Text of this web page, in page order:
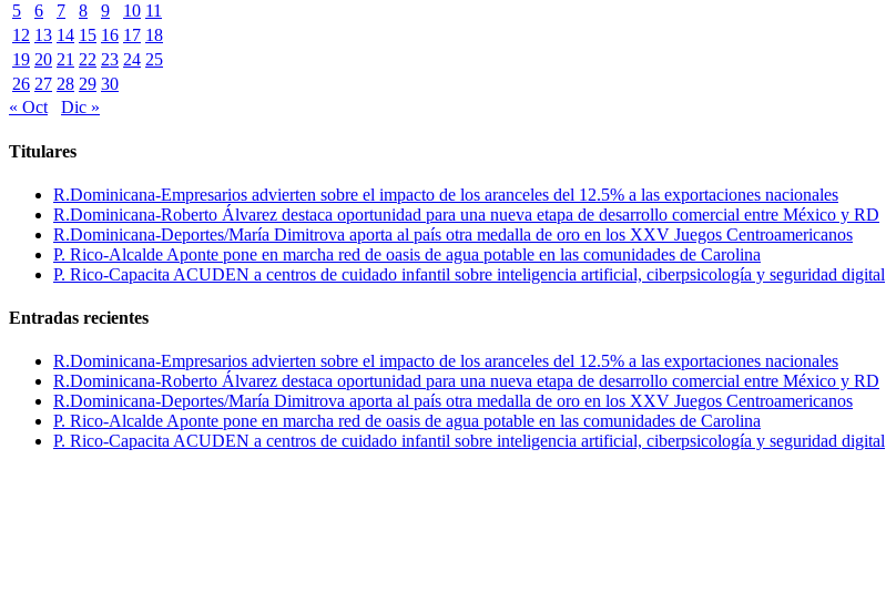
5
6 7 8 9 10 11
12 13 14 15 16 17 18
19 20 21 22 23 24 25
26 27 28 29 30
« Oct
Dic »
Titulares
R.Dominicana-Empresarios advierten sobre el impacto de los aranceles del 12.5% a las exportaciones nacionales
R.Dominicana-Roberto Álvarez destaca oportunidad para una nueva etapa de desarrollo comercial entre México y RD
R.Dominicana-Deportes/María Dimitrova aporta al país otra medalla de oro en los XXV Juegos Centroamericanos
P. Rico-Alcalde Aponte pone en marcha red de oasis de agua potable en las comunidades de Carolina
P. Rico-Capacita ACUDEN a centros de cuidado infantil sobre inteligencia artificial, ciberpsicología y seguridad digital
Entradas recientes
R.Dominicana-Empresarios advierten sobre el impacto de los aranceles del 12.5% a las exportaciones nacionales
R.Dominicana-Roberto Álvarez destaca oportunidad para una nueva etapa de desarrollo comercial entre México y RD
R.Dominicana-Deportes/María Dimitrova aporta al país otra medalla de oro en los XXV Juegos Centroamericanos
P. Rico-Alcalde Aponte pone en marcha red de oasis de agua potable en las comunidades de Carolina
P. Rico-Capacita ACUDEN a centros de cuidado infantil sobre inteligencia artificial, ciberpsicología y seguridad digital